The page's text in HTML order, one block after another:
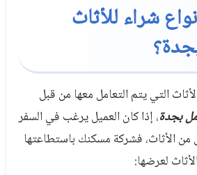
شراء للأثاث
التي يتم التعامل معها من قبل
بجدة، إذا كان العميل يرغب في السفر
من الأثاث، فشركة مسكنك باستطاعتها
لعرضها: